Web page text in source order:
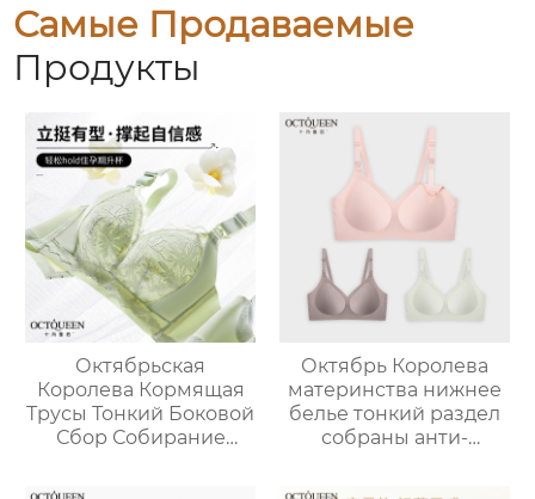
Самые Продаваемые
Продукты
Октябрьская
Королева Кормящая
Трусы Тонкий Боковой
Сбор Собирание
Октябрь Королева
материнства нижнее
белье тонкий раздел
собраны анти-